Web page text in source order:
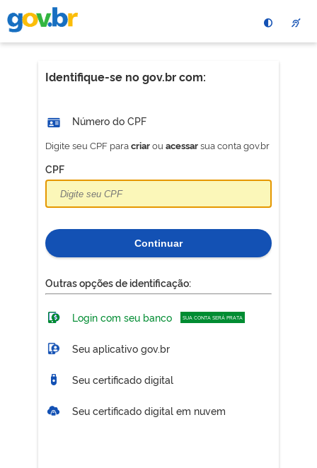
para
conteÃºdo
Identifique-se no gov.br com:
Número do CPF
Digite seu CPF paracriarou acessarsua conta gov.br
CPF
Continuar
Outras opções de identificação:
Login com seu banco SUA CONTA SERÁ PRATA
Seu aplicativo gov.br
Seu certificado digital
Seu certificado digital em nuvem